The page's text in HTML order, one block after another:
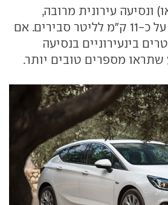
ונסיעה עירונית מרובה,
צריכת הדלק עמדה על כ-11 ק"מ לליטר סבירים. אם
בינעירוניים בנסיעה
שתראו מספרים טובים יותר.